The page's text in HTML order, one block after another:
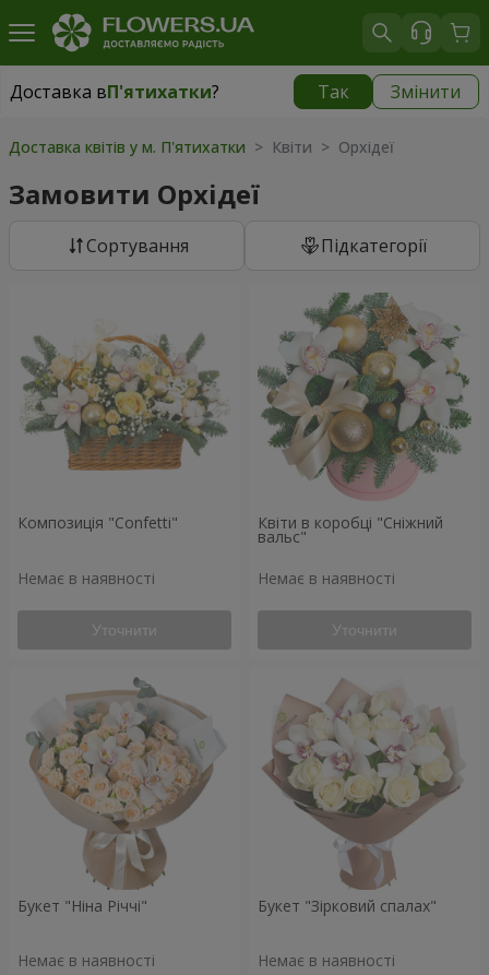
Доставка вП'ятихатки? Так Змінити
Доставка вП'ятихатки|
Доставка квітів у м. П'ятихатки > Квіти > Орхідеї
Замовити Орхідеї
Сортування Підкатегорії
Композиція "Confetti"
Немає в наявності
Уточнити
Квіти в коробці "Сніжний
вальс"
Немає в наявності
Уточнити
Букет "Ніна Річчі"
Немає в наявності
Букет "Зірковий спалах"
Немає в наявності